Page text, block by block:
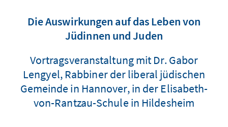
Die Auswirkungen auf das Leben von
Jüdinnen und Juden
Vortragsveranstaltung mit Dr. Gabor
Lengyel, Rabbiner der liberal jüdischen
Gemeinde in Hannover, in der Elisabeth-
von-Rantzau-Schule in Hildesheim